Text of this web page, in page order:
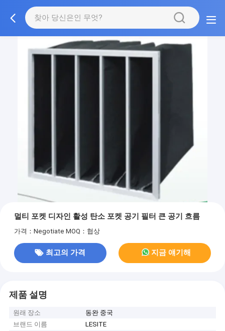
멀티 포켓 디자인 활성 탄소 포켓 공기 필터 큰 공기 흐름
가격：Negotiate MOQ：협상
최고의 가격 지금 얘기해
제품 설명
원래 장소
동완 중국
브랜드 이름
LESITE